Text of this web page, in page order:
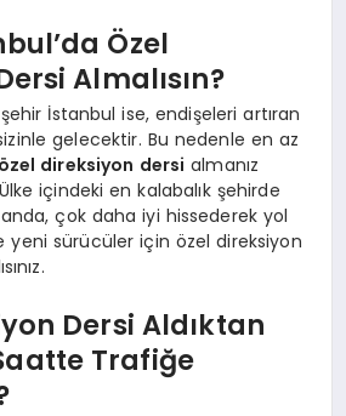
Özel
Almalısın?
İstanbul ise, endişeleri artıran
gelecektir. Bu nedenle en az
özel direksiyon dersi almanız
içindeki en kalabalık şehirde
anda, çok daha iyi hissederek yol
yeni sürücüler için özel direksiyon
Dersi Aldıktan
Trafiğe